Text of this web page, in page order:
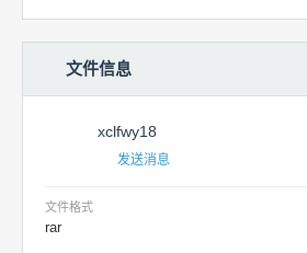
文件信息
xclfwy18
发送消息
文件格式
rar